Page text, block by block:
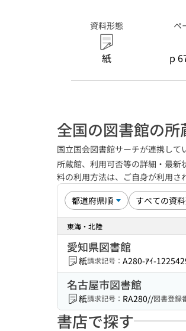
資料形態
紙
ペ
p
全国の図書館の所
国立国会図書館サーチが連携して
所蔵館、利用可否等の詳細・最
料の利用方法は、ご自身が利用さ
東海・北陸
愛知県図書館
紙請求記号： A280-ｱｲ-
名古屋市図書館
紙請求記号： RA280//図書登録
書店で探す